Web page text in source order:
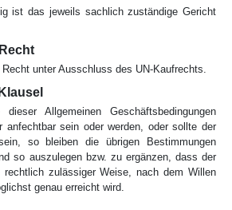
ist das jeweils sachlich zuständige Gericht
unter Aus­schluss des UN-Kaufrechts.
Allgemeinen Ge­schäfts­­­bedingungen
anfechtbar sein oder werden, oder sollte der
so bleiben die übrigen Bestimmungen
so auszulegen bzw. zu ergänzen, dass der
rechtlich zulässiger Weise, nach dem Willen
genau erreicht wird.